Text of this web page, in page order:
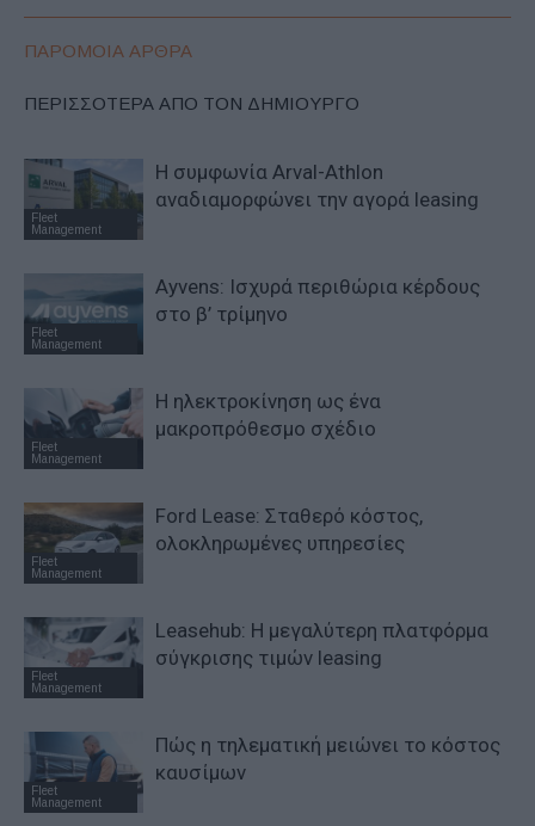
ΠΑΡΟΜΟΙΑ ΑΡΘΡΑ
ΠΕΡΙΣΣΟΤΕΡΑ ΑΠΟ ΤΟΝ ΔΗΜΙΟΥΡΓΟ
Fleet
Management
Η συμφωνία Arval-Athlon
αναδιαμορφώνει την αγορά leasing
Fleet
Management
Ayvens: Iσχυρά περιθώρια κέρδους
στο β’ τρίμηνο
Fleet
Management
Η ηλεκτροκίνηση ως ένα
μακροπρόθεσμο σχέδιο
Fleet
Management
Ford Lease: Σταθερό κόστος,
ολοκληρωμένες υπηρεσίες
Fleet
Management
Leasehub: Η μεγαλύτερη πλατφόρμα
σύγκρισης τιμών leasing
Fleet
Management
Πώς η τηλεματική μειώνει το κόστος
καυσίμων